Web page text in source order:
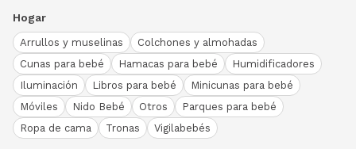
Hogar
Arrullos y muselinas
Colchones y almohadas
Cunas para bebé
Hamacas para bebé
Humidificadores
Iluminación
Libros para bebé
Minicunas para bebé
Móviles
Nido Bebé Otros
Parques para bebé
Ropa de cama
Tronas Vigilabebés